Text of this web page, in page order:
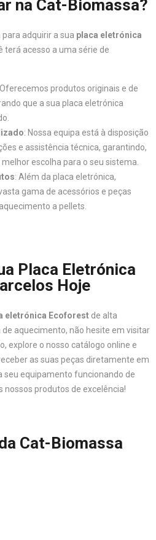
na Cat-Biomassa?
para adquirir a sua placa eletrónica
terá acesso a uma série de
produtos originais e de
que a sua placa eletrónica
: Nossa equipa está à disposição
e assistência técnica, garantindo,
escolha para o seu sistema.
: Além da placa eletrónica,
gama de acessórios e peças
a pellets.
Placa Eletrónica
Hoje
eletrónica Ecoforest de alta
aquecimento, não hesite em visitar
explore o nosso catálogo online e
as suas peças diretamente em
seu equipamento funcionando de
produtos de excelência!
Cat-Biomassa